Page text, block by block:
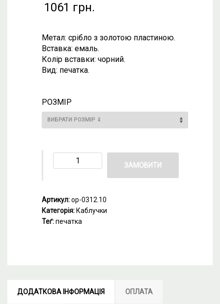
1061 грн.
Метал: срібло з золотою пластиною.
Вставка: емаль.
Колір вставки: чорний.
Вид: печатка.
РОЗМІР
ЗАМОВИТИ
Артикул:ор-0312.10
Категорія: Каблучки
Теґ:печатка
ДОДАТКОВА ІНФОРМАЦІЯ ОПЛАТА